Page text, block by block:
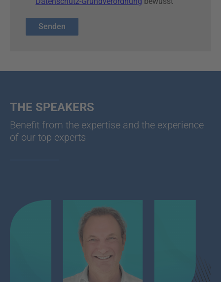
THE SPEAKERS
Benefit from the expertise and the experience
of our top experts